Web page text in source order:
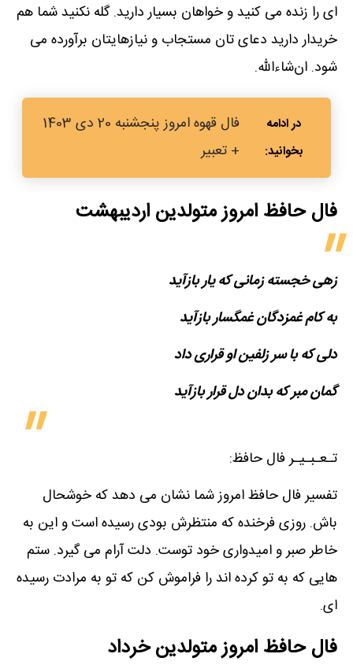
ای را زنده می کنید و خواهان بسیار دارید. گله نکنید شما هم
خریدار دارید دعای تان مستجاب و نیازهایتان برآورده می
شود. ان‌شاءالله.
فال قهوه امروز پنجشنبه 20 دی 1403
+ تعبیر
فال حافظ امروز متولدین‌ اردیبهشت
زهی خجسته زمانی که یار بازآید
به کام غمزدگان غمگسار بازآید
دلی که با سر زلفین او قراری داد
گمان مبر که بدان دل قرار بازآید
تـعـبـیـر فال حافظ:
تفسیر فال حافظ امروز شما نشان می دهد که خوشحال
باش. روزی فرخنده که منتظرش بودی رسیده است و این به
خاطر صبر و امیدواری خود توست. دلت آرام می گیرد. ستم
هایی که به تو کرده اند را فراموش کن که تو به مرادت رسیده
ای.
فال حافظ امروز متولدین‌ خرداد